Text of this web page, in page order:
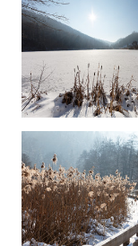
Contact
Devenir membre